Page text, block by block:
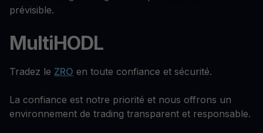
prévisible.
MultiHODL
Tradez le ZRO en toute confiance et sécurité.
La confiance est notre priorité et nous offrons un
environnement de trading transparent et responsable.